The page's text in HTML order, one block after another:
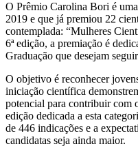
O Prêmio Carolina Bori é
2019 e que já premiou 22
contemplada: “Mulheres
6ª edição, a premiação é
Graduação que desejam
O objetivo é reconhecer
iniciação científica
potencial para contribuir com
edição dedicada a esta
de 446 indicações e a
candidatas seja ainda maior.